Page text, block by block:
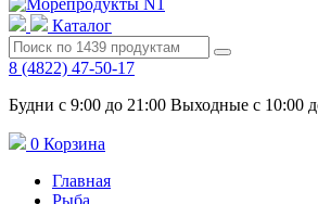
Каталог
8 (4822) 47-50-17
Будни с 9:00 до 21:00 Выходные с 10:00
0 Корзина
Главная
Рыба